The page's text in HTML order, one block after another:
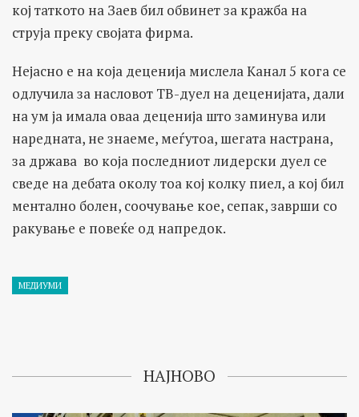
кој таткото на Заев бил обвинет за кражба на
струја преку својата фирма.
Нејасно е на која деценија мислела Канал 5 кога се
одлучила за насловот ТВ-дуел на деценијата, дали
на ум ја имала оваа деценија што заминува или
наредната, не знаеме, меѓутоа, шегата настрана,
за држава во која последниот лидерски дуел се
сведе на дебата околу тоа кој колку пиел, а кој бил
ментално болен, соочување кое, сепак, заврши со
ракување е повеќе од напредок.
МЕДИУМИ
НАЈНОВО